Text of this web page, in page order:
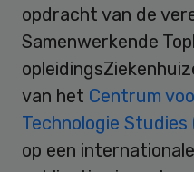
opdracht van de
Samenwerkende
van het Centrum
Technologie Studies
op een